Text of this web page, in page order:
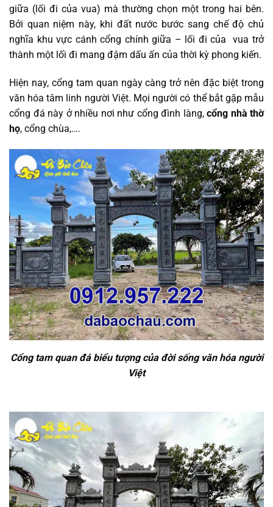
giữa (lối đi của vua) mà thường chọn một trong hai bên.
Bởi quan niệm này, khi đất nước bước sang chế độ chủ
nghĩa khu vực cánh cổng chính giữa – lối đi của vua trở
thành một lối đi mang đậm dấu ấn của thời kỳ phong kiến.
Hiện nay, cổng tam quan ngày càng trở nên đặc biệt trong
văn hóa tâm linh người Việt. Mọi người có thể bắt gặp mẫu
cổng đá này ở nhiều nơi như cổng đình làng, cổng nhà thờ
họ, cổng chùa,….
Cổng tam quan đá biểu tượng của đời sống văn hóa người
Việt